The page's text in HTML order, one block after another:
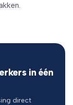
in één
direct